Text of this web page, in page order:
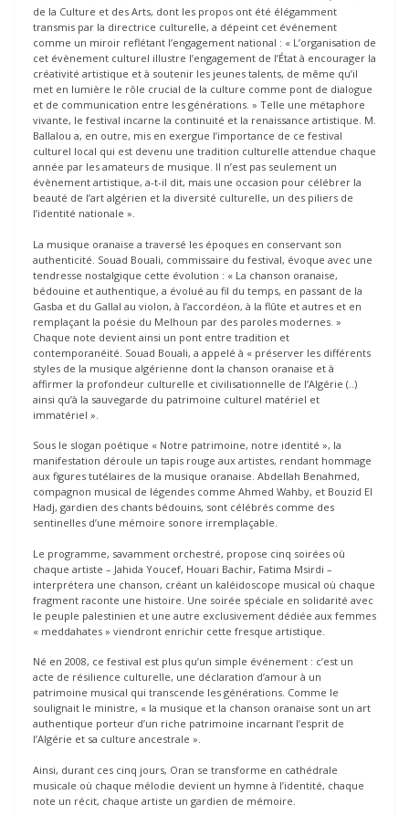
de la Culture et des Arts, dont les propos ont été élégamment
transmis par la directrice culturelle, a dépeint cet événement
comme un miroir reflétant l’engagement national : « L’organisation de
cet évènement culturel illustre l’engagement de l’État à encourager la
créativité artistique et à soutenir les jeunes talents, de même qu’il
met en lumière le rôle crucial de la culture comme pont de dialogue
et de communication entre les générations. » Telle une métaphore
vivante, le festival incarne la continuité et la renaissance artistique. M.
Ballalou a, en outre, mis en exergue l’importance de ce festival
culturel local qui est devenu une tradition culturelle attendue chaque
année par les amateurs de musique. Il n’est pas seulement un
évènement artistique, a-t-il dit, mais une occasion pour célébrer la
beauté de l’art algérien et la diversité culturelle, un des piliers de
l’identité nationale ».
La musique oranaise a traversé les époques en conservant son
authenticité. Souad Bouali, commissaire du festival, évoque avec une
tendresse nostalgique cette évolution : « La chanson oranaise,
bédouine et authentique, a évolué au fil du temps, en passant de la
Gasba et du Gallal au violon, à l’accordéon, à la flûte et autres et en
remplaçant la poésie du Melhoun par des paroles modernes. »
Chaque note devient ainsi un pont entre tradition et
contemporanéité. Souad Bouali, a appelé à « préserver les différents
styles de la musique algérienne dont la chanson oranaise et à
affirmer la profondeur culturelle et civilisationnelle de l’Algérie (..)
ainsi qu’à la sauvegarde du patrimoine culturel matériel et
immatériel ».
Sous le slogan poétique « Notre patrimoine, notre identité », la
manifestation déroule un tapis rouge aux artistes, rendant hommage
aux figures tutélaires de la musique oranaise. Abdellah Benahmed,
compagnon musical de légendes comme Ahmed Wahby, et Bouzid El
Hadj, gardien des chants bédouins, sont célébrés comme des
sentinelles d’une mémoire sonore irremplaçable.
Le programme, savamment orchestré, propose cinq soirées où
chaque artiste – Jahida Youcef, Houari Bachir, Fatima Msirdi –
interprétera une chanson, créant un kaléidoscope musical où chaque
fragment raconte une histoire. Une soirée spéciale en solidarité avec
le peuple palestinien et une autre exclusivement dédiée aux femmes
« meddahates » viendront enrichir cette fresque artistique.
Né en 2008, ce festival est plus qu’un simple événement : c’est un
acte de résilience culturelle, une déclaration d’amour à un
patrimoine musical qui transcende les générations. Comme le
soulignait le ministre, « la musique et la chanson oranaise sont un art
authentique porteur d’un riche patrimoine incarnant l’esprit de
l’Algérie et sa culture ancestrale ».
Ainsi, durant ces cinq jours, Oran se transforme en cathédrale
musicale où chaque mélodie devient un hymne à l’identité, chaque
note un récit, chaque artiste un gardien de mémoire.